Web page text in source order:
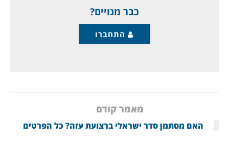
כבר מנויים?
התחברו
מאמר קודם
האם מסתמן סדר ישראלי ברצועת עזה? כל הפרטים